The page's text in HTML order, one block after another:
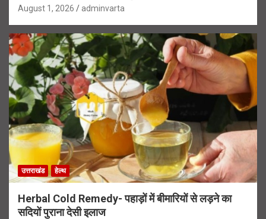
August 1, 2026 adminvarta
उत्तराखंड हेल्थ
Herbal Cold Remedy- पहाड़ों में बीमारियों से लड़ने का
सदियों पुराना देसी इलाज